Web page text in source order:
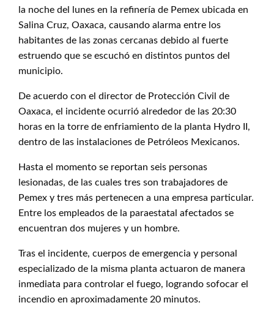
la noche del lunes en la refinería de Pemex ubicada en
Salina Cruz, Oaxaca, causando alarma entre los
habitantes de las zonas cercanas debido al fuerte
estruendo que se escuchó en distintos puntos del
municipio.
De acuerdo con el director de Protección Civil de
Oaxaca, el incidente ocurrió alrededor de las 20:30
horas en la torre de enfriamiento de la planta Hydro II,
dentro de las instalaciones de Petróleos Mexicanos.
Hasta el momento se reportan seis personas
lesionadas, de las cuales tres son trabajadores de
Pemex y tres más pertenecen a una empresa particular.
Entre los empleados de la paraestatal afectados se
encuentran dos mujeres y un hombre.
Tras el incidente, cuerpos de emergencia y personal
especializado de la misma planta actuaron de manera
inmediata para controlar el fuego, logrando sofocar el
incendio en aproximadamente 20 minutos.